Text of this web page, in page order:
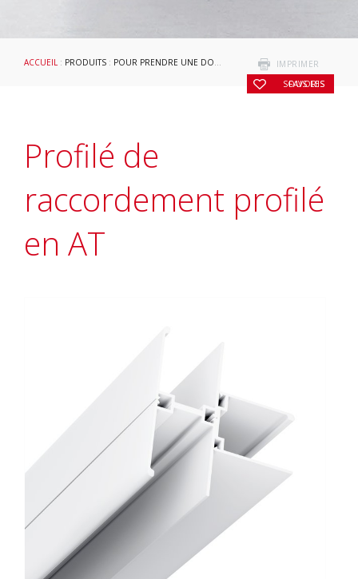
IMPRIMER
SOUS LES FAVORIS
ACCUEIL : PRODUITS : POUR PRENDRE UNE DOUCHE ACCESSOIRES: PROFILÉS
Profilé de
raccordement profilé
en AT